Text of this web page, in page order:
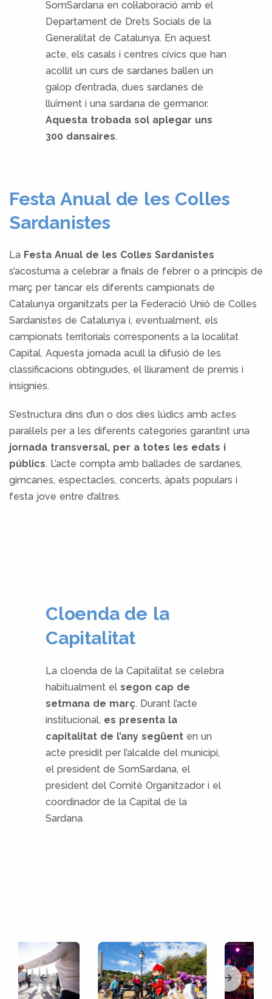
SomSardana en col·laboració amb el
Departament de Drets Socials de la
Generalitat de Catalunya. En aquest
acte, els casals i centres cívics que han
acollit un curs de sardanes ballen un
galop d’entrada, dues sardanes de
lluïment i una sardana de germanor.
Aquesta trobada sol aplegar uns
300 dansaires.
Festa Anual de les Colles
Sardanistes
La Festa Anual de les Colles Sardanistes
s’acostuma a celebrar a finals de febrer o a principis de
març per tancar els diferents campionats de
Catalunya organitzats per la Federació Unió de Colles
Sardanistes de Catalunya i, eventualment, els
campionats territorials corresponents a la localitat
Capital. Aquesta jornada acull la difusió de les
classificacions obtingudes, el lliurament de premis i
insígnies.
S’estructura dins d’un o dos dies lúdics amb actes
paral·lels per a les diferents categories garantint una
jornada transversal, per a totes les edats i
públics. L’acte compta amb ballades de sardanes,
gimcanes, espectacles, concerts, àpats populars i
festa jove entre d’altres.
Cloenda de la
Capitalitat
La cloenda de la Capitalitat se celebra
habitualment el segon cap de
setmana de març. Durant l’acte
institucional, es presenta la
capitalitat de l’any següent en un
acte presidit per l’alcalde del municipi,
el president de SomSardana, el
president del Comitè Organitzador i el
coordinador de la Capital de la
Sardana.